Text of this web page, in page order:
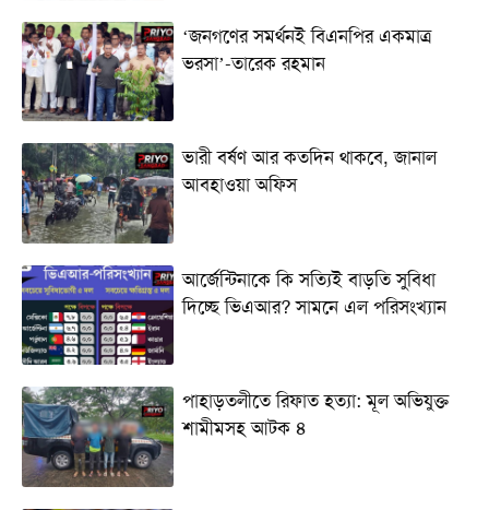
‘জনগণের সমর্থনই বিএনপির একমাত্র
ভরসা’-তারেক রহমান
ভারী বর্ষণ আর কতদিন থাকবে, জানাল
আবহাওয়া অফিস
আর্জেন্টিনাকে কি সত্যিই বাড়তি সুবিধা
দিচ্ছে ভিএআর? সামনে এল পরিসংখ্যান
পাহাড়তলীতে রিফাত হত্যা: মূল অভিযুক্ত
শামীমসহ আটক ৪